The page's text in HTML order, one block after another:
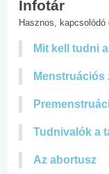
Infotár
Hasznos, kapcsolódó
Mit kell tudni
Menstruációs
Tudnivalók a
Az abortusz